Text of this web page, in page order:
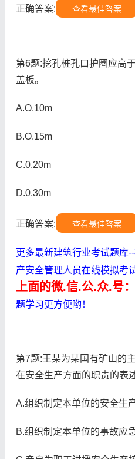
正确答案: 查看最佳答案
第6题:挖孔桩孔口护圈应高
盖板。
A.O.10m
B.O.15m
C.0.20m
D.0.30m
正确答案: 查看最佳答案
更多最新建筑行业考试题库
产安全管理人员在线模拟考
上面的微.信.公.众.号
题学习更方便哟！
第7题:王某为某国有矿山的
在安全生产方面的职责的表
A.组织制定本单位的安全生
B.组织制定本单位的事故应